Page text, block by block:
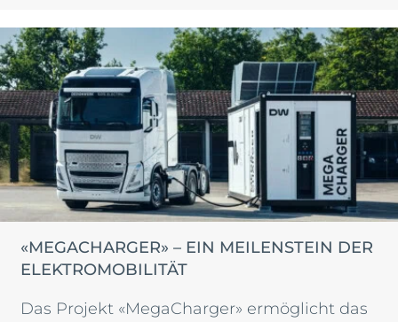
«MEGACHARGER» – EIN MEILENSTEIN DER
ELEKTROMOBILITÄT
Das Projekt «MegaCharger» ermöglicht das